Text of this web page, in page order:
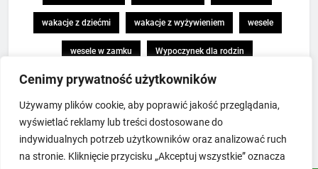
Cenimy prywatność użytkowników
Używamy plików cookie, aby poprawić jakość przeglądania,
wyświetlać reklamy lub treści dostosowane do
indywidualnych potrzeb użytkowników oraz analizować ruch
na stronie. Kliknięcie przycisku „Akceptuj wszystkie” oznacza
wakacje z dziećmi wakacje z wyżywieniem wesele
wesele w zamku Wypoczynek dla rodzin
wypoczynek w górach zamek topacz
świeradów-zdrój świeradów zdrój święta
święta w górach święta w hotelu